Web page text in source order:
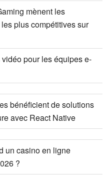
mènent les
plus compétitives sur
pour les équipes e-
bénéficient de solutions
avec React Native
un casino en ligne
?